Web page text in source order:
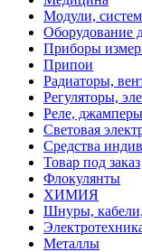
Модули,
Оборудование
Приборы
Припои
Радиаторы,
Регуляторы,
Реле,
Световая
Средства
Товар под заказ
Флокулянты
ХИМИЯ
Шнуры,
Металлы